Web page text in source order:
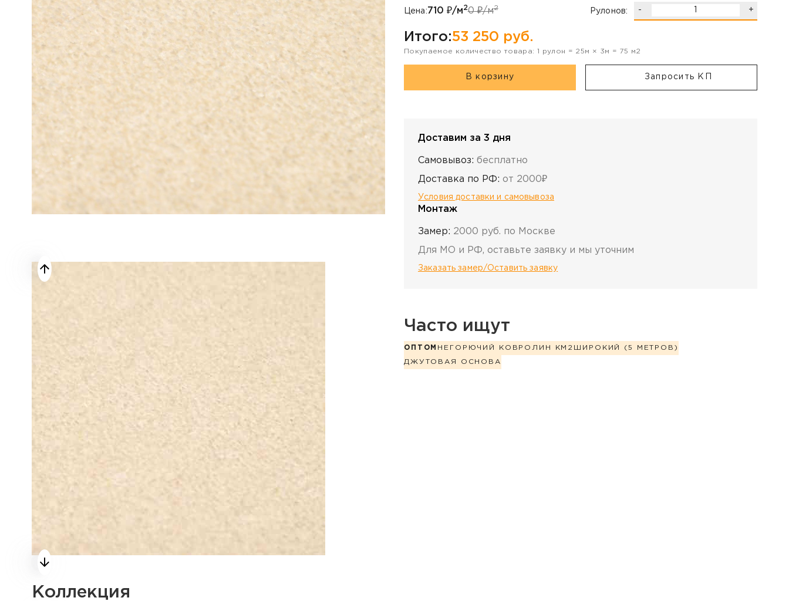
Коллекция
Цена: 710 ₽/м20₽/м2 Рулонов: - +
Итого:53 250 руб.
Покупаемое количество товара: 1 рулон = 25м × 3м = 75 м2
В корзину Запросить КП
Доставим за 3 дня
Самовывоз: бесплатно
Доставка по РФ: от 2000₽
Условия доставки и самовывоза
Монтаж
Замер: 2000 руб. по Москве
Для МО и РФ, оставьте заявку и мы уточним
Заказать замер/Оставить заявку
Часто ищут
ОПТОМ НЕГОРЮЧИЙ КОВРОЛИН КМ2 ШИРОКИЙ (5 МЕТРОВ)
ДЖУТОВАЯ ОСНОВА